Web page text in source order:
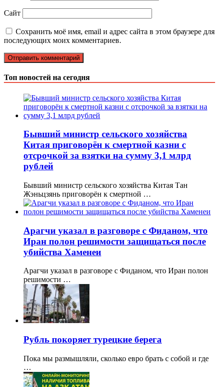
Сайт
Сохранить моё имя, email и адрес сайта в этом браузере для
последующих моих комментариев.
Топ новостей на сегодня
Бывший министр сельского хозяйства
Китая приговорён к смертной казни с
отсрочкой за взятки на сумму 3,1 млрд
рублей
Бывший министр сельского хозяйства Китая Тан
Жэньцзянь приговорён к смертной …
Арагчи указал в разговоре с Фиданом, что
Иран полон решимости защищаться после
убийства Хаменеи
Арагчи указал в разговоре с Фиданом, что Иран полон
решимости …
Рубль покоряет турецкие берега
Пока мы размышляли, сколько евро брать с собой и где
…